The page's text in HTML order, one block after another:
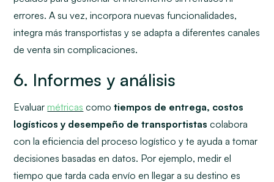
errores. A su vez, incorpora nuevas funcionalidades,
integra más transportistas y se adapta a diferentes canales
de venta sin complicaciones.
6. Informes y análisis
Evaluarmétricas comotiempos de entrega, costos
logísticos y desempeño de transportistas colabora
con la eficiencia del proceso logístico y te ayuda a tomar
decisiones basadas en datos. Por ejemplo, medir el
tiempo que tarda cada envío en llegar a su destino es